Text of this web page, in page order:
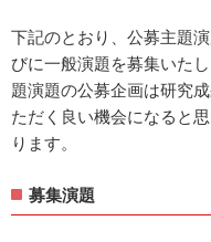
下記のとおり、公募主題
びに一般演題を募集いた
題演題の公募企画は研究
ただく良い機会になると
ります。
募集演題